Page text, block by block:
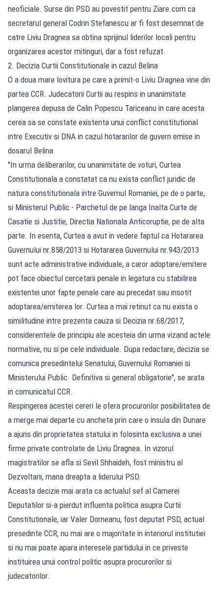
neoficiale. Surse din PSD au povestit pentru Ziare.com ca
secretarul general Codrin Stefanescu ar fi fost desemnat de
catre Liviu Dragnea sa obtina sprijinul liderilor locali pentru
organizarea acestor mitinguri, dar a fost refuzat.
2. Decizia Curtii Constitutionale in cazul Belina
O a doua mare lovitura pe care a primit-o Liviu Dragnea vine din
partea CCR. Judecatorii Curtii au respins in unanimitate
plangerea depusa de Calin Popescu Tariceanu in care acesta
cerea sa se constate existenta unui conflict constitutional
intre Executiv si DNA in cazul hotararilor de guvern emise in
dosarul Belina.
"In urma deliberarilor, cu unanimitate de voturi, Curtea
Constitutionala a constatat ca nu exista conflict juridic de
natura constitutionala intre Guvernul Romaniei, pe de o parte,
si Ministerul Public - Parchetul de pe langa Inalta Curte de
Casatie si Justitie, Directia Nationala Anticoruptie, pe de alta
parte. In esenta, Curtea a avut in vedere faptul ca Hotararea
Guvernului nr.858/2013 si Hotararea Guvernului nr.943/2013
sunt acte administrative individuale, a caror adoptare/emitere
pot face obiectul cercetarii penale in legatura cu stabilirea
existentei unor fapte penale care au precedat sau insotit
adoptarea/emiterea lor. Curtea a mai retinut ca nu exista o
similitudine intre prezenta cauza si Decizia nr.68/2017,
considerentele de principiu ale acesteia din urma vizand actele
normative, nu si pe cele individuale. Dupa redactare, decizia se
comunica presedintelui Senatului, Guvernului Romaniei si
Ministerului Public. Definitiva si general obligatorie", se arata
in comunicatul CCR.
Respingerea acestei cereri le ofera procurorilor posibilitatea de
a merge mai departe cu ancheta prin care o insula din Dunare
a ajuns din proprietatea statului in folosinta exclusiva a unei
firme private controlate de Liviu Dragnea. In vizorul
magistratilor se afla si Sevil Shhaideh, fost ministru al
Dezvoltarii, mana dreapta a liderului PSD.
Aceasta decizie mai arata ca actualul sef al Camerei
Deputatilor si-a pierdut influenta politica asupra Curtii
Constitutionale, iar Valer Dorneanu, fost deputat PSD, actual
presedinte CCR, nu mai are o majoritate in interiorul institutiei
si nu mai poate apara interesele partidului in ce priveste
instituirea unui control politic asupra procurorilor si
judecatorilor.